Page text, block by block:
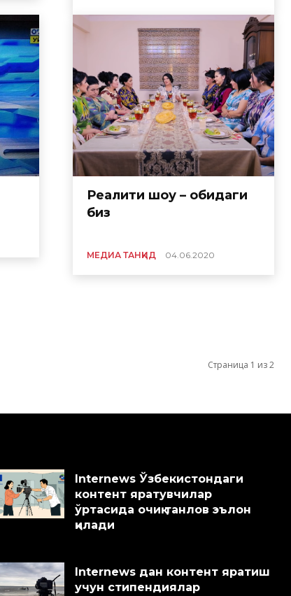
Реалити шоу – қобиқдаги
биз
МЕДИА ТАНҚИД 04.06.2020
Страница 1 из 2
Internews Ўзбекистондаги
контент яратувчилар
ўртасида очиқ танлов эълон
қилади
Internews дан контент яратиш
учун стипендиялар